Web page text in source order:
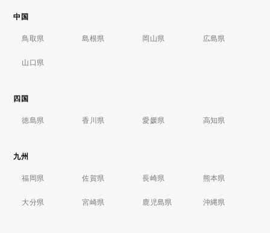
中国
鳥取県 島根県 岡山県 広島県
山口県
四国
徳島県 香川県 愛媛県 高知県
九州
福岡県 佐賀県 長崎県 熊本県
大分県 宮崎県 鹿児島県 沖縄県